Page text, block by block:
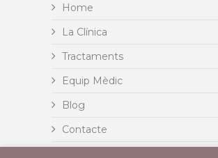
Home
La Clínica
Tractaments
Equip Mèdic
Blog
Contacte